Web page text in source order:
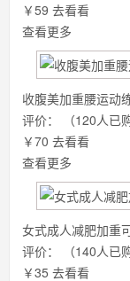
￥59 去看看
查看更多
收腹美加重腰运动
评价：
（120人已
￥70 去看看
查看更多
女式成人减肥加重
评价：
（140人已
￥35 去看看